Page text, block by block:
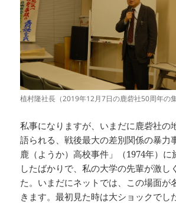
植村隆社長（2019年12月7日の鹿砦社50周年の
私事になりますが、いまだに鹿砦社の
語られる、戦後最大の差別関係の暴力
鹿（ようか）高校事件」（1974年）
したばかりで、私の大学の先輩が激し
た。いまだにネットでは、この場面が
きます。最初見た時は大ショックでし